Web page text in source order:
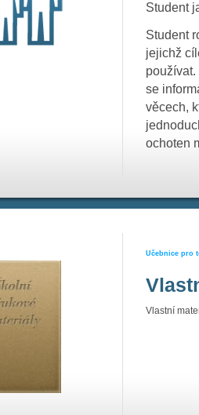
Student
Student
jejichž
se
věcech,
ochoten
Učebnice pro
Vlastní